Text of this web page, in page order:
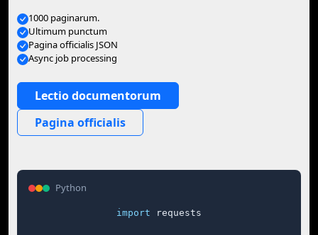
1000 paginarum.
Ultimum punctum
Pagina officialis JSON
Async job processing
Lectio documentorum
Pagina officialis
Python
import requests